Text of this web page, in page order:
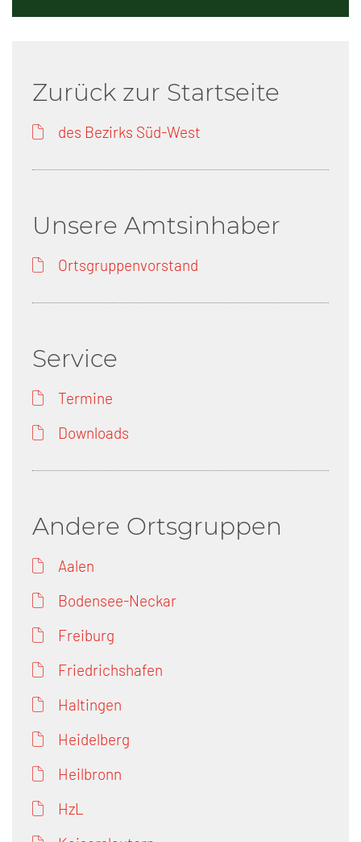
Zurück zur Startseite
des Bezirks Süd-West
Unsere Amtsinhaber
Ortsgruppenvorstand
Service
Termine
Downloads
Andere Ortsgruppen
Aalen
Bodensee-Neckar
Freiburg
Friedrichshafen
Haltingen
Heidelberg
Heilbronn
HzL